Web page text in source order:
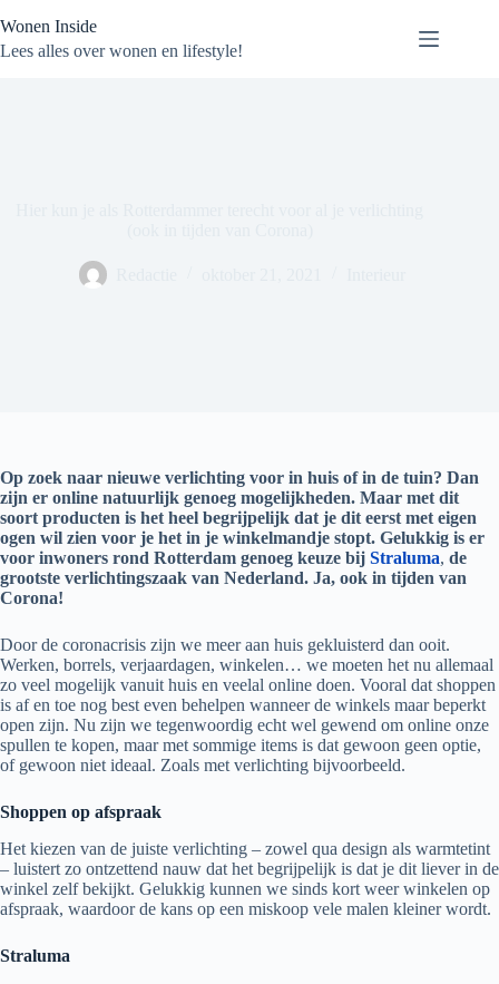
naar
de
Wonen Inside
Lees alles over wonen en lifestyle!
Op zoek naar nieuwe verlichting voor in huis of in de tuin? Dan
zijn er online natuurlijk genoeg mogelijkheden. Maar met dit
soort producten is het heel begrijpelijk dat je dit eerst met eigen
ogen wil zien voor je het in je winkelmandje stopt. Gelukkig is er
voor inwoners rond Rotterdam genoeg keuze bij Straluma, de
grootste verlichtingszaak van Nederland. Ja, ook in tijden van
Corona!
Door de coronacrisis zijn we meer aan huis gekluisterd dan ooit.
Werken, borrels, verjaardagen, winkelen… we moeten het nu allemaal
zo veel mogelijk vanuit huis en veelal online doen. Vooral dat shoppen
is af en toe nog best even behelpen wanneer de winkels maar beperkt
open zijn. Nu zijn we tegenwoordig echt wel gewend om online onze
spullen te kopen, maar met sommige items is dat gewoon geen optie,
of gewoon niet ideaal. Zoals met verlichting bijvoorbeeld.
Shoppen op afspraak
Het kiezen van de juiste verlichting – zowel qua design als warmtetint
– luistert zo ontzettend nauw dat het begrijpelijk is dat je dit liever in de
winkel zelf bekijkt. Gelukkig kunnen we sinds kort weer winkelen op
afspraak, waardoor de kans op een miskoop vele malen kleiner wordt.
Straluma